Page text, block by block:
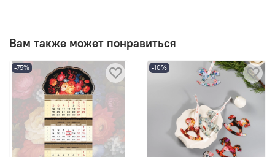
Вам также может понравиться
-75% -10%